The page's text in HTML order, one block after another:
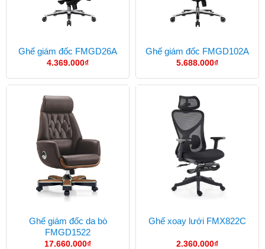
Ghế giám đốc FMGD26A
4.369.000₫
Ghế giám đốc FMGD102A
5.688.000₫
Ghế giám đốc da bò
FMGD1522
17.660.000₫
Ghế xoay lưới FMX822C
2.360.000₫